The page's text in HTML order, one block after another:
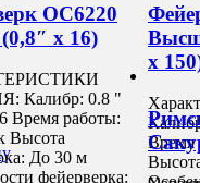
ОС6220
х 16)
Калибр: 0.8 "
Время работы:
Высота
До 30 м
фейерверка:
х
Время